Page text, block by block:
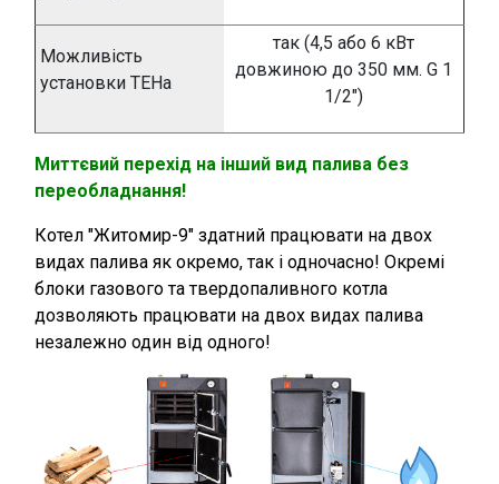
Можливість
установки ТЕНа
так (4,5 або 6 кВт
довжиною до 350 мм. G 1
1/2")
Миттєвий перехід на інший вид палива без
переобладнання!
Котел "Житомир-9" здатний працювати на двох
видах палива як окремо, так і одночасно! Окремі
блоки газового та твердопаливного котла
дозволяють працювати на двох видах палива
незалежно один від одного!